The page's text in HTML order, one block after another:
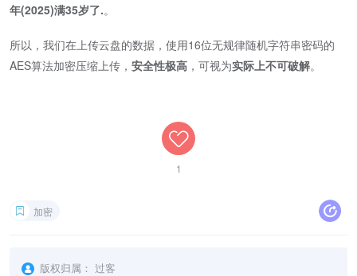
年(2025)满35岁了.。
所以，我们在上传云盘的数据，使用16位无规律随机字符串密码的
AES算法加密压缩上传，​ 安全性极高 ​，可视为​实际上不可破解​。
1
加密
版权归属： 过客